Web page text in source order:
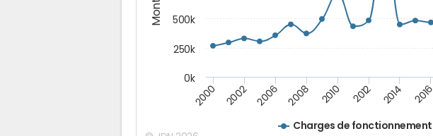
Charges de fonctionnement
2000 2002 2006 2008 2010 2012 2014 2016
0k
250k
500k